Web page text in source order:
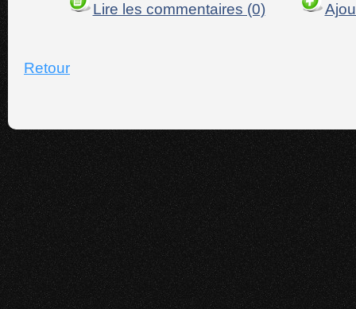
Lire les commentaires (0)
Retour